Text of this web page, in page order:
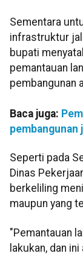
Sementara
infrastruktur
bupati
pemantauan
pembangunan
Baca juga:
pembangunan
Seperti pada
Dinas
berkeliling
maupun yang
"Pemantauan
lakukan, dan